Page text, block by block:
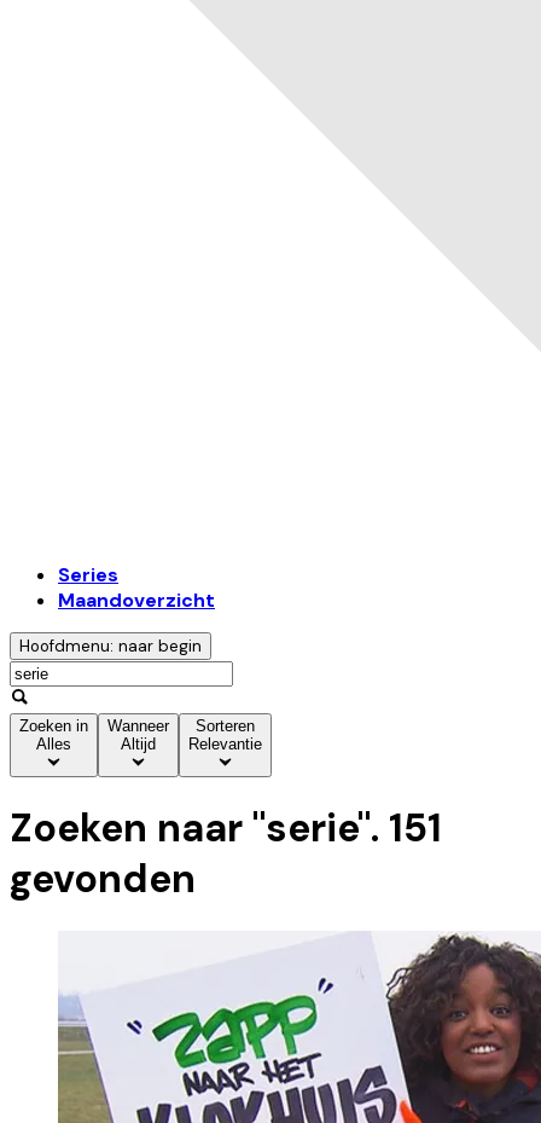
Series
Maandoverzicht
Hoofdmenu: naar begin
Zoeken in
Alles
Wanneer
Altijd
Sorteren
Relevantie
Zoeken naar "serie". 151
gevonden